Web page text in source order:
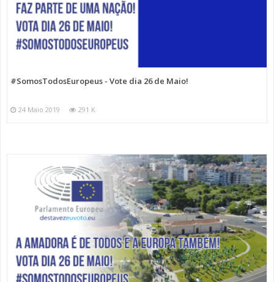
#SomosTodosEuropeus - Vote dia 26 de Maio!
24 Maio 2019 291 K